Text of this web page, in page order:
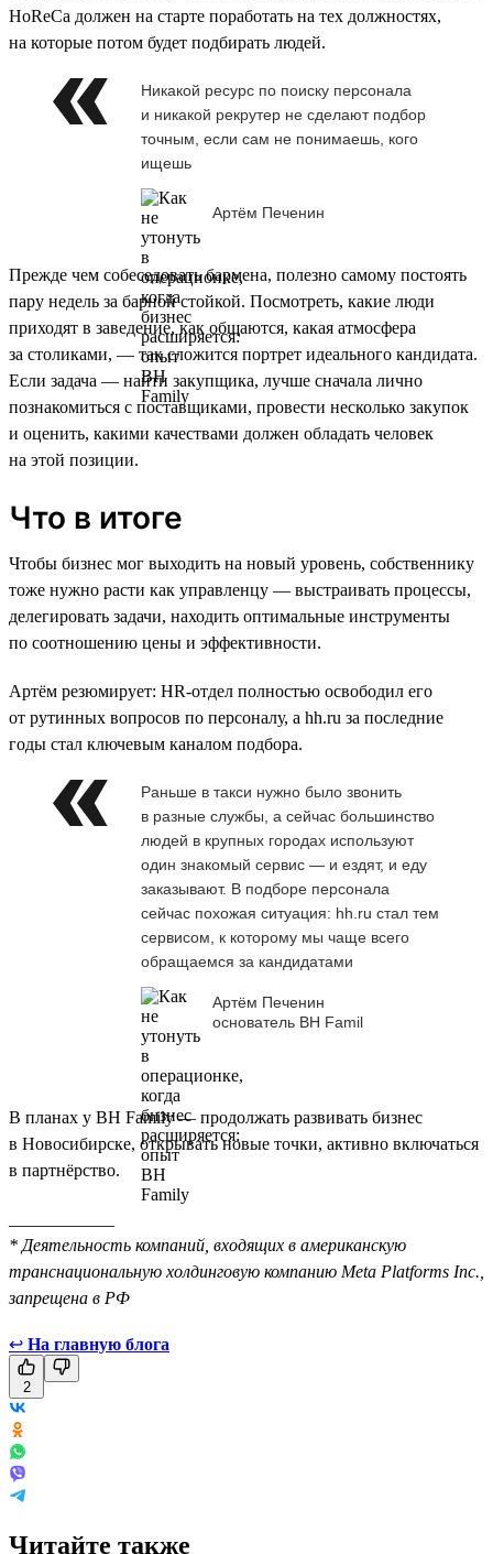
HoReCa должен на старте поработать на тех должностях,
на которые потом будет подбирать людей.
Никакой ресурс по поиску персонала
и никакой рекрутер не сделают подбор
точным, если сам не понимаешь, кого
ищешь
Артём Печенин
Прежде чем собеседовать бармена, полезно самому постоять
пару недель за барной стойкой. Посмотреть, какие люди
приходят в заведение, как общаются, какая атмосфера
за столиками, — так сложится портрет идеального кандидата.
Если задача — найти закупщика, лучше сначала лично
познакомиться с поставщиками, провести несколько закупок
и оценить, какими качествами должен обладать человек
на этой позиции.
Что в итоге
Чтобы бизнес мог выходить на новый уровень, собственнику
тоже нужно расти как управленцу — выстраивать процессы,
делегировать задачи, находить оптимальные инструменты
по соотношению цены и эффективности.
Артём резюмирует: HR-отдел полностью освободил его
от рутинных вопросов по персоналу, а hh.ru за последние
годы стал ключевым каналом подбора.
Раньше в такси нужно было звонить
в разные службы, а сейчас большинство
людей в крупных городах используют
один знакомый сервис — и ездят, и еду
заказывают. В подборе персонала
сейчас похожая ситуация: hh.ru стал тем
сервисом, к которому мы чаще всего
обращаемся за кандидатами
Артём Печенин
основатель BH Famil
В планах у BH Family — продолжать развивать бизнес
в Новосибирске, открывать новые точки, активно включаться
в партнёрство.
* Деятельность компаний, входящих в американскую
транснациональную холдинговую компанию Meta Platforms Inc.,
запрещена в РФ
↩ На главную блога
2
Читайте также